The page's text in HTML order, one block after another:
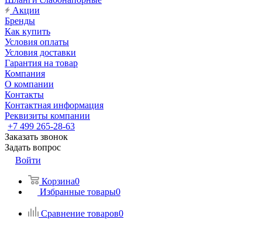
Акции
Бренды
Как купить
Условия оплаты
Условия доставки
Гарантия на товар
Компания
О компании
Контакты
Контактная информация
Реквизиты компании
+7 499 265-28-63
Заказать звонок
Задать вопрос
Войти
Корзина0
Избранные товары0
Сравнение товаров0